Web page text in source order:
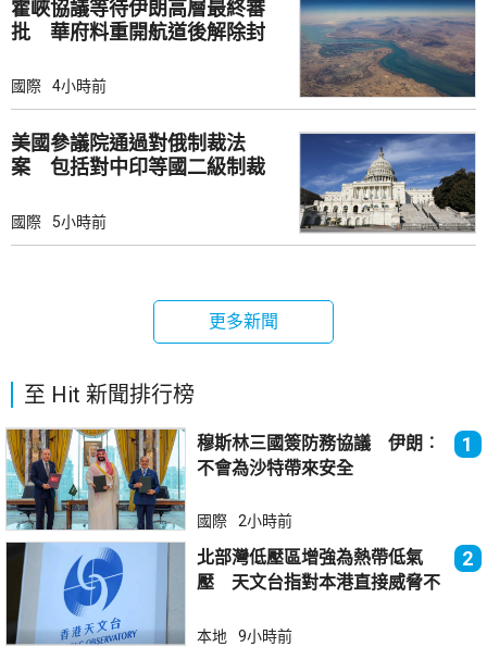
霍峽協議等待伊朗高層最終審
批 華府料重開航道後解除封
國際 4小時前
美國參議院通過對俄制裁法
案 包括對中印等國二級制裁
國際 5小時前
更多新聞
至 Hit 新聞排行榜
穆斯林三國簽防務協議 伊朗︰
不會為沙特帶來安全
1
國際 2小時前
北部灣低壓區增強為熱帶低氣
壓 天文台指對本港直接威脅不
2
本地 9小時前